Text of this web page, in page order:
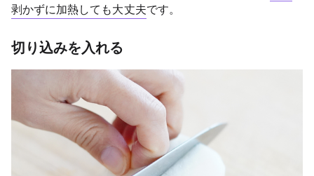
剥かずに加熱しても大丈夫です。
切り込みを入れる